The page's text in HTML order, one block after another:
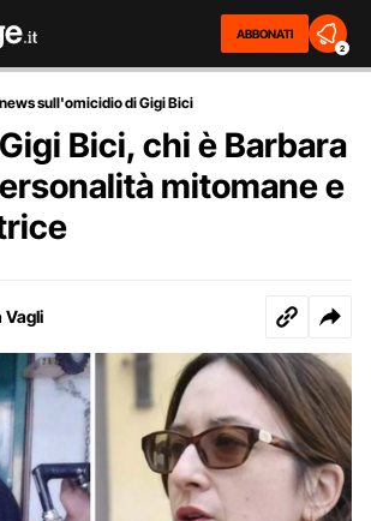
ABBONATI
2
sull'omicidio di Gigi Bici
Bici, chi è Barbara
mitomane e
Vagli